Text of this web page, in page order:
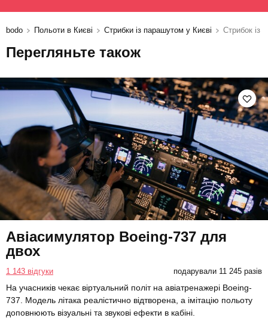
bodo Польоти в Києві Стрибки із парашутом у Києві Стрибок із
Перегляньте також
Авіасимулятор Boeing-737 для
двох
1 143 відгуки подарували 11 245 разів
На учасників чекає віртуальний політ на авіатренажері Boeing-
737. Модель літака реалістично відтворена, а імітацію польоту
доповнюють візуальні та звукові ефекти в кабіні.